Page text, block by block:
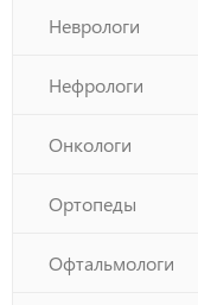
Неврологи
Нефрологи
Онкологи
Ортопеды
Офтальмологи